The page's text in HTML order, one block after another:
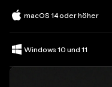
macOS 14 oder höher
Windows 10 und 11